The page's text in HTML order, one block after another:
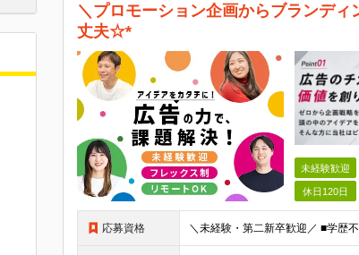
＼プロモーション企画からブランデ
丈夫☆*
未経験歓迎
休日120日
応募資格